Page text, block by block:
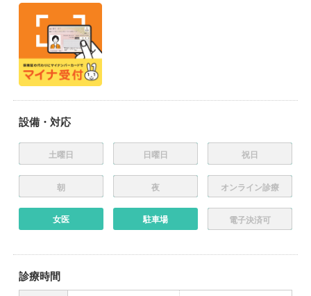
設備・対応
土曜日 日曜日 祝日
朝 夜 オンライン診療
女医 駐車場 電子決済可
診療時間